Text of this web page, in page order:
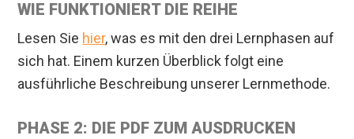
WIE FUNKTIONIERT DIE REIHE
Lesen Sie hier, was es mit den drei Lernphasen auf
sich hat. Einem kurzen Überblick folgt eine
ausführliche Beschreibung unserer Lernmethode.
PHASE 2: DIE PDF ZUM AUSDRUCKEN